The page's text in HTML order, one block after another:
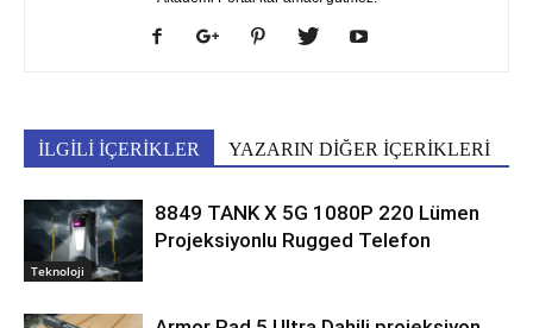
İLGİLİ İÇERİKLER YAZARIN DİĞER İÇERİKLERİ
Teknoloji
8849 TANK X 5G 1080P 220 Lümen
Projeksiyonlu Rugged Telefon